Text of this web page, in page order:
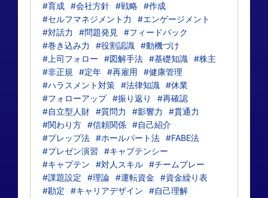
#育成 #会社方針 #戦略 #作成
#セルフマネジメント力
#エンゲージメント
#対話力
#問題発見
#フィードバック
#巻き込み力
#役割認識 #動機づけ
#上司フォロー
#図解手法 #基礎知識 #株主
#非正規
#定年 #再雇用
#健康管理
#ハラスメント対策 #法律知識 #休業
#フォローアップ #振り返り
#再確認
#自立型人財 #質問力 #影響力
#貫通力
#関わり方 #信頼関係 #自己紹介
#プレップ法 #ホールパート法 #FABE法
#プレゼン演習
#キャプテンシー
#キャプテン
#対人スキル #チームプレー
#課題設定
#理論 #運転資金
#資金繰り表
#勘定
#キャリアデザイン
#自己理解